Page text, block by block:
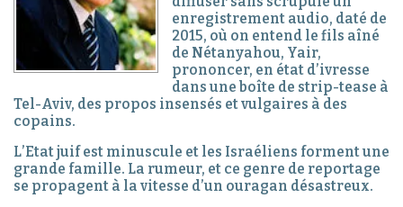
enregistrement audio, daté de
2015, où on entend le fils aîné
de Nétanyahou, Yair,
prononcer, en état d’ivresse
dans une boîte de strip-tease à
Tel-Aviv, des propos insensés et vulgaires à des
copains.
L’Etat juif est minuscule et les Israéliens forment une
grande famille. La rumeur, et ce genre de reportage
se propagent à la vitesse d’un ouragan désastreux.